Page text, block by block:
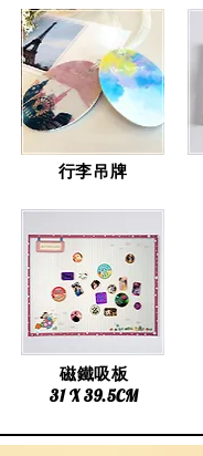
行李吊牌
磁鐵吸板
31 X 39.5CM